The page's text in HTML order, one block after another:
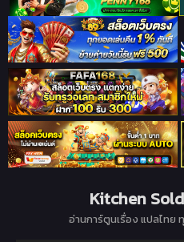
Kitchen
อ่านการ์ตูนเรื่อง แปลไทย